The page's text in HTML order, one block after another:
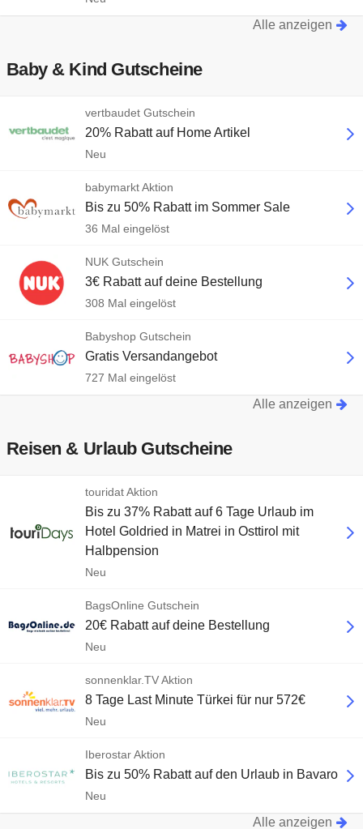
Alle anzeigen
Baby & Kind Gutscheine
vertbaudet Gutschein
20% Rabatt auf Home Artikel
Neu
babymarkt Aktion
Bis zu 50% Rabatt im Sommer Sale
36 Mal eingelöst
NUK Gutschein
3€ Rabatt auf deine Bestellung
308 Mal eingelöst
Babyshop Gutschein
Gratis Versandangebot
727 Mal eingelöst
Alle anzeigen
Reisen & Urlaub Gutscheine
touridat Aktion
Bis zu 37% Rabatt auf 6 Tage Urlaub im
Hotel Goldried in Matrei in Osttirol mit
Halbpension
Neu
BagsOnline Gutschein
20€ Rabatt auf deine Bestellung
Neu
sonnenklar.TV Aktion
8 Tage Last Minute Türkei für nur 572€
Neu
Iberostar Aktion
Bis zu 50% Rabatt auf den Urlaub in Bavaro
Neu
Alle anzeigen